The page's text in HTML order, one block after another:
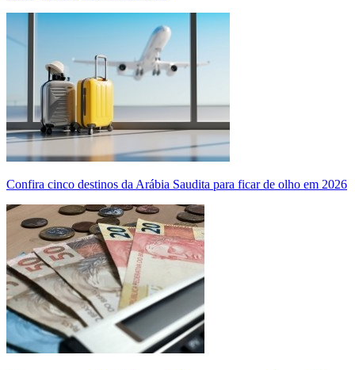
Confira cinco destinos da Arábia Saudita para ficar de olho em 2026